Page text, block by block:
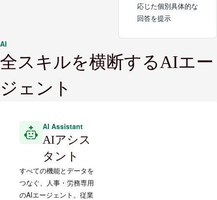
応じた個別具体的な
回答を提示
AI
全スキルを横断するAIエー
ジェント
AI Assistant
AIアシス
タント
すべての機能とデータを
つなぐ、人事・労務専用
のAIエージェント。従業